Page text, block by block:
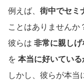
例えば、 街中でセミ
ことはありませんか
彼らは 非常に親しげ
を 本当に好いている
しかし、彼らが本当